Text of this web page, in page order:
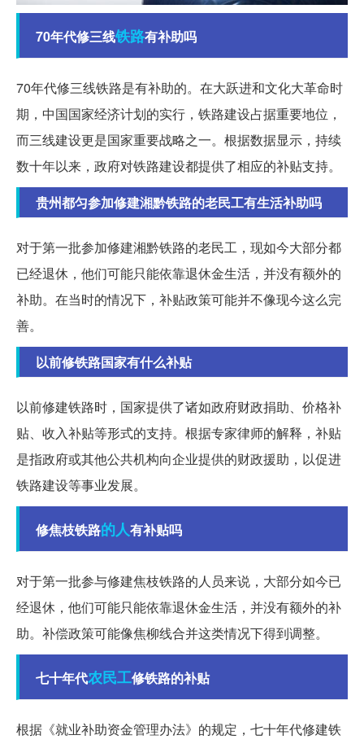
70年代修三线铁路有补助吗
70年代修三线铁路是有补助的。在大跃进和文化大革命时
期，中国国家经济计划的实行，铁路建设占据重要地位，
而三线建设更是国家重要战略之一。根据数据显示，持续
数十年以来，政府对铁路建设都提供了相应的补贴支持。
贵州都匀参加修建湘黔铁路的老民工有生活补助吗
对于第一批参加修建湘黔铁路的老民工，现如今大部分都
已经退休，他们可能只能依靠退休金生活，并没有额外的
补助。在当时的情况下，补贴政策可能并不像现今这么完
善。
以前修铁路国家有什么补贴
以前修建铁路时，国家提供了诸如政府财政捐助、价格补
贴、收入补贴等形式的支持。根据专家律师的解释，补贴
是指政府或其他公共机构向企业提供的财政援助，以促进
铁路建设等事业发展。
修焦枝铁路的人有补贴吗
对于第一批参与修建焦枝铁路的人员来说，大部分如今已
经退休，他们可能只能依靠退休金生活，并没有额外的补
助。补偿政策可能像焦柳线合并这类情况下得到调整。
七十年代农民工修铁路的补贴
根据《就业补助资金管理办法》的规定，七十年代修建铁